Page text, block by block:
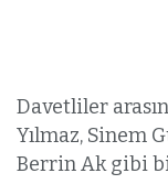
Davetliler
Yılmaz, Sinem
Berrin Ak gibi